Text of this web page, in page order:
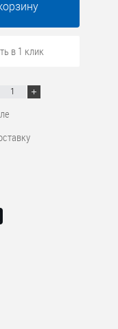
в 1 клик